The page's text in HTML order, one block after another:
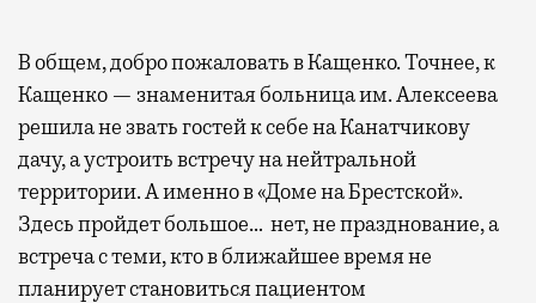
В общем, добро пожаловать в Кащенко. Точнее, к
Кащенко — знаменитая больница им. Алексеева
решила не звать гостей к себе на Канатчикову
дачу, а устроить встречу на нейтральной
территории. А именно в «Доме на Брестской».
Здесь пройдет большое… нет, не празднование, а
встреча с теми, кто в ближайшее время не
планирует становиться пациентом